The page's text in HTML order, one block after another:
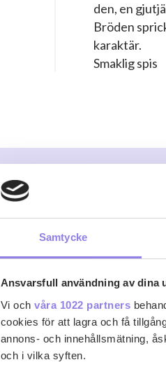
Samtycke
Ansvarsfull användning av dina
Vi och våra 1022 partners
cookies för att lagra och få
annons- och innehållsmätning,
och i vilka syften.
den, en
Bröden
karaktär.
Smaklig spis
Kommentarer
Det finns inga kommentarer
skapa konto för